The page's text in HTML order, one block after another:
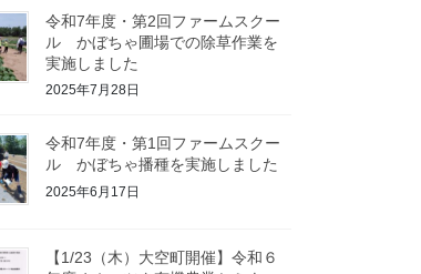
令和7年度・第2回ファームスクー
ル かぼちゃ圃場での除草作業を
実施しました
2025年7月28日
令和7年度・第1回ファームスクー
ル かぼちゃ播種を実施しました
2025年6月17日
【1/23（木）大空町開催】令和６